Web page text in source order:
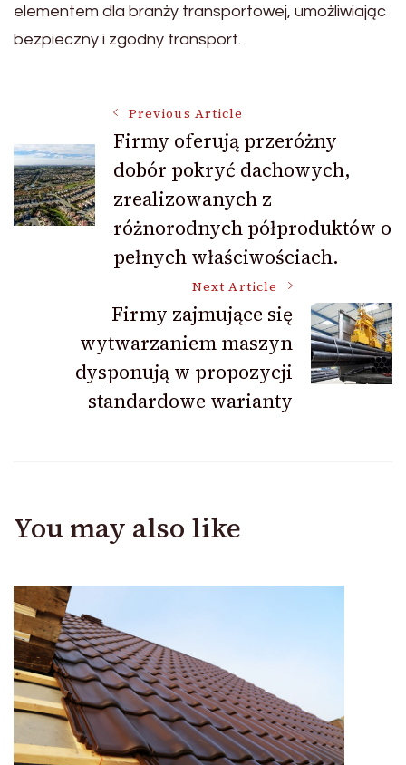
elementem dla branży transportowej, umożliwiając
bezpieczny i zgodny transport.
Navigation
Previous Article
Firmy oferują przeróżny
dobór pokryć dachowych,
zrealizowanych z
różnorodnych półproduktów o
pełnych właściwościach.
Next Article
Firmy zajmujące się
wytwarzaniem maszyn
dysponują w propozycji
standardowe warianty
You may also like